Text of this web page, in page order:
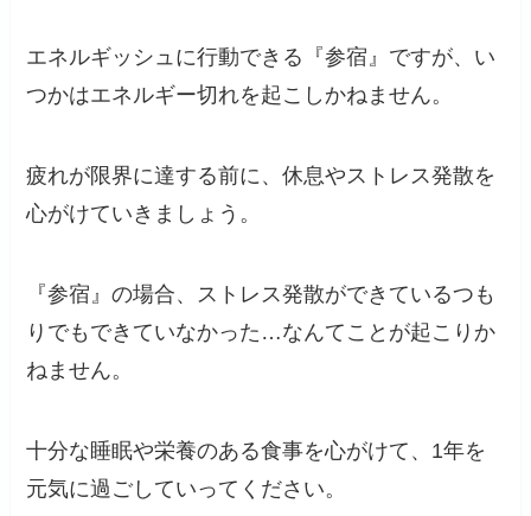
エネルギッシュに行動できる『参宿』ですが、い
つかはエネルギー切れを起こしかねません。
疲れが限界に達する前に、休息やストレス発散を
心がけていきましょう。
『参宿』の場合、ストレス発散ができているつも
りでもできていなかった…なんてことが起こりか
ねません。
十分な睡眠や栄養のある食事を心がけて、1年を
元気に過ごしていってください。